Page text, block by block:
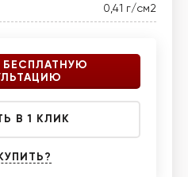
0,41 г/см2
БЕСПЛАТНУЮ
В 1 КЛИК